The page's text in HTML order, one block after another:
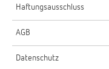
Haftungsausschluss
AGB
Datenschutz